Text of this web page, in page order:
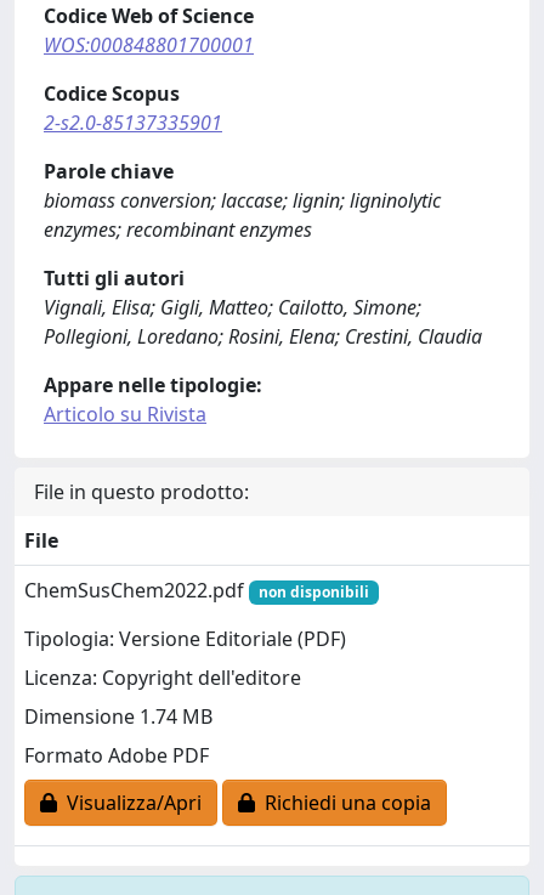
Codice Web of Science
WOS:000848801700001
Codice Scopus
2-s2.0-85137335901
Parole chiave
biomass conversion; laccase; lignin; ligninolytic
enzymes; recombinant enzymes
Tutti gli autori
Vignali, Elisa; Gigli, Matteo; Cailotto, Simone;
Pollegioni, Loredano; Rosini, Elena; Crestini, Claudia
Appare nelle tipologie:
Articolo su Rivista
File in questo prodotto:
File
ChemSusChem2022.pdf
non disponibili
Tipologia: Versione Editoriale (PDF)
Licenza: Copyright dell'editore
Dimensione 1.74 MB
Formato Adobe PDF
Visualizza/Apri
Richiedi una copia